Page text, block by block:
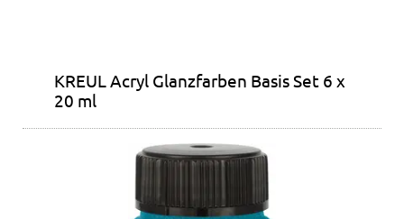
KREUL Acryl Glanzfarben Basis Set 6 x
20 ml